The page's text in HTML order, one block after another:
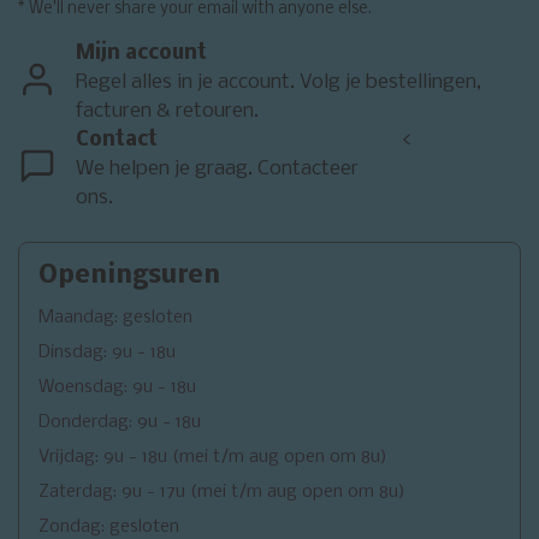
* We'll never share your email with anyone else.
Mijn account
Regel alles in je account. Volg je bestellingen,
facturen & retouren.
Contact
We helpen je graag. Contacteer
ons.
<
Openingsuren
Maandag: gesloten
Dinsdag: 9u - 18u
Woensdag: 9u - 18u
Donderdag: 9u - 18u
Vrijdag: 9u - 18u (mei t/m aug open om 8u)
Zaterdag: 9u - 17u (mei t/m aug open om 8u)
Zondag: gesloten